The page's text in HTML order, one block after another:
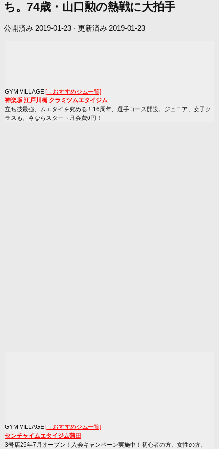
ち。74歳・山口勲の熱戦に大拍手
公開済み 2019-01-23 · 更新済み 2019-01-23
GYM VILLAGE [→おすすめジム一覧]
神楽坂 江戸川橋 クラミツムエタイジム
立ち技最強、ムエタイを究める！16周年、選手コース開設。ジュニア、女子ク
ラスも。今ならスタート月会費0円！
GYM VILLAGE [→おすすめジム一覧]
センチャイムエタイジム蒲田
3号店25年7月オープン！入会キャンペーン実施中！初心者の方、女性の方、